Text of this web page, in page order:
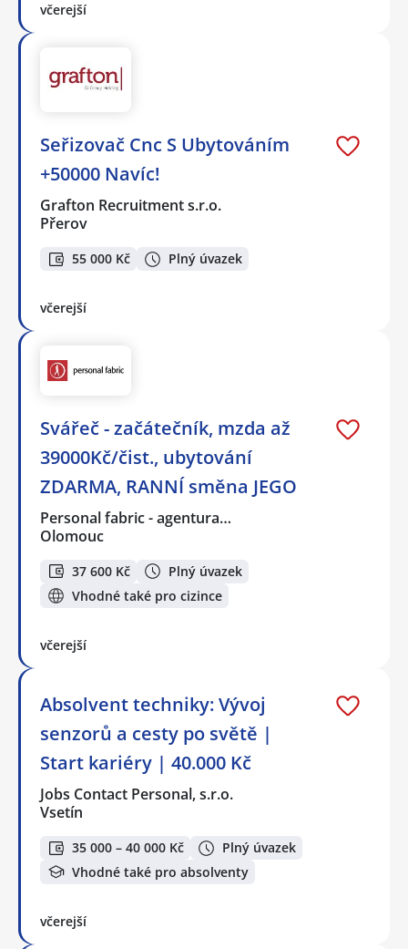
včerejší
Seřizovač Cnc S Ubytováním
+50000 Navíc!
Grafton Recruitment s.r.o.
Přerov
55 000 Kč Plný úvazek
včerejší
Svářeč - začátečník, mzda až
39000Kč/čist., ubytování
ZDARMA, RANNÍ směna JEGO
Personal fabric - agentura…
Olomouc
37 600 Kč
Plný úvazek
Vhodné také pro cizince
včerejší
Absolvent techniky: Vývoj
senzorů a cesty po světě |
Start kariéry | 40.000 Kč
Jobs Contact Personal, s.r.o.
Vsetín
35 000 – 40 000 Kč
Plný úvazek
Vhodné také pro absolventy
včerejší